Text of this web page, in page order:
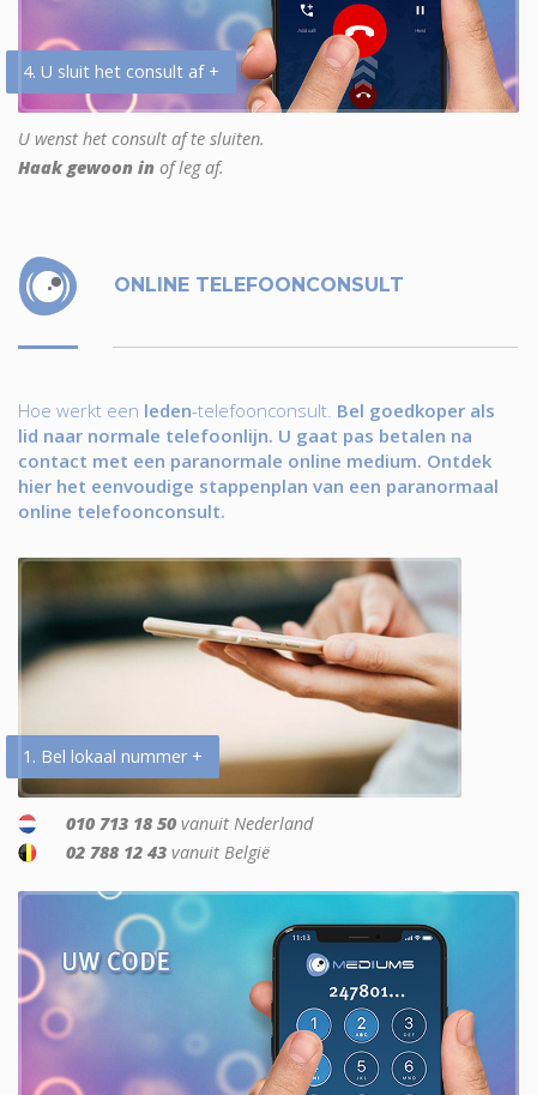
4. U sluit het consult af +
U wenst het consult af te sluiten.
Haak gewoon in of leg af.
ONLINE TELEFOONCONSULT
Hoe werkt een leden-telefoonconsult. Bel goedkoper als
lid naar normale telefoonlijn. U gaat pas betalen na
contact met een paranormale online medium. Ontdek
hier het eenvoudige stappenplan van een paranormaal
online telefoonconsult.
1. Bel lokaal nummer +
010 713 18 50 vanuit Nederland
02 788 12 43 vanuit België